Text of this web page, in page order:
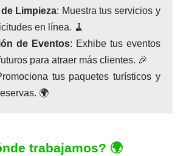
Limpieza: Muestra tus servicios y
en línea. 🧹
de Eventos: Exhibe tus eventos
para atraer más clientes. 🎉
tus paquetes turísticos y
🌍
trabajamos? 🌍